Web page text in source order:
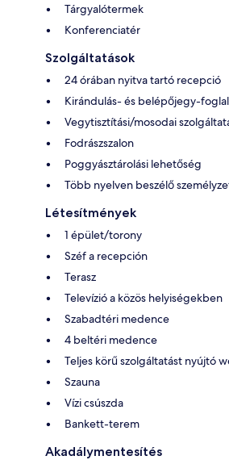
Tárgyalótermek
Konferenciatér
Szolgáltatások
24 órában nyitva tartó recepció
Kirándulás- és belépőjegy-
Vegytisztítási/mosodai
Fodrászszalon
Poggyásztárolási lehetőség
Több nyelven beszélő
Létesítmények
1 épület/torony
Széf a recepción
Terasz
Televízió a közös helyiségekben
Szabadtéri medence
4 beltéri medence
Teljes körű szolgáltatást nyújtó
Szauna
Vízi csúszda
Bankett-terem
Akadálymentesítés